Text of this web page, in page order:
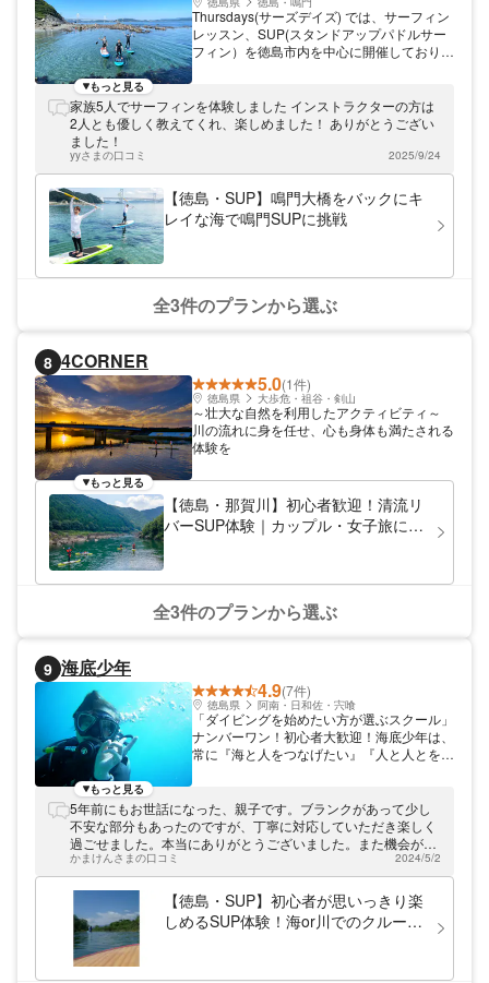
Thursdays(サーズデイズ) では、サーフィン
レッスン、SUP(スタンドアップパドルサー
フィン）を徳島市内を中心に開催しておりま
催しております。サーフボード＆ウェットス
ーツのレンタル料金は込み！初心者でも楽し
す。 お客様の希望をお伺いし、最適なポイ
ントでレッスンを行います。出来るだけ人の
少ないポイントをセレクトします。 お店は
徳島駅近くにあり、サーフィン、SUP、ス
ノーボードを販売しております。水着やサン
ンストラクター歴10年以上のベテランサー
ファーが丁寧にレクチャーいたします。レッ
スン中の写真や動画はすべてプレゼントいた
ルを心がけています。神戸、大阪、香川、岡
山方面からも近く、日帰りサーファーにも好
評をいただいております。初心者でも波に乗
ることができるよう、ベテランスタッフが丁
寧に指導いたします。 来てよかった！と言
す！ これまでの経験を活かして、みなさま
に楽しんでいただけるサーフィンスクールを
開講しています。ぜひお気軽にお越しくださ
もっと見る
家族5人でサーフィンを体験しました インストラクターの方は
2人とも優しく教えてくれ、楽しめました！ ありがとうござい
ました！
yyさまの口コミ 2025/9/24
【徳島・SUP】鳴門大橋をバックにキ
レイな海で鳴門SUPに挑戦
全3件のプランから選ぶ
8 4CORNER
5.0(1件)
徳島県 大歩危・祖谷・剣山
～壮大な自然を利用したアクティビティ～
川の流れに身を任せ、心も身体も満たされる
体験を
もっと見る
【徳島・那賀川】初心者歓迎！清流リ
バーSUP体験｜カップル・女子旅にも
全3件のプランから選ぶ
9 海底少年
4.9(7件)
徳島県 阿南・日和佐・宍喰
「ダイビングを始めたい方が選ぶスクール」
ナンバーワン！初心者大歓迎！海底少年は、
常に『海と人をつなげたい』『人と人とをつ
いたします！ 海を楽しんでもらうための、
独自のレッスン！ 初めての方に緊張を和ら
げて体験していただくために、まずは足がつ
く場所で、リラックスできる呼吸法などのレ
ッスンを行います。その後少しずつ海の生き
物達の世界へとお連れします。この独自のレ
ッスンが非常にご好評をいただいておりま
す！また、ヨガのインストラクターも在籍
もっと見る
5年前にもお世話になった、親子です。ブランクがあって少し
不安な部分もあったのですが、丁寧に対応していただき楽しく
過ごせました。本当にありがとうございました。また機会があ
れば宜しくお願い致します。
かまけんさまの口コミ 2024/5/2
【徳島・SUP】初心者が思いっきり楽
しめるSUP体験！海or川でのクルージ